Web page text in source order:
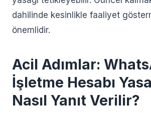
dahilinde kesinlikle faaliyet
önemlidir.
Acil Adımlar:
İşletme Hesabı
Nasıl Yanıt Verilir?